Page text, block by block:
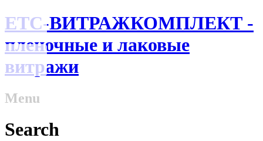
ЕТС-ВИТРАЖКОМПЛЕКТ -
пленочные и лаковые
витражи
Menu
Search